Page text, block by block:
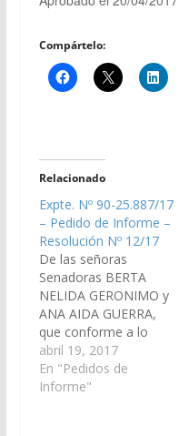
Compártelo:
Relacionado
Expte. Nº 90-25.887/17
– Pedido de Informe –
Resolución Nº 12/17
De las señoras
Senadoras BERTA
NELIDA GERONIMO y
ANA AIDA GUERRA,
que conforme a lo
dispuesto por el
artículo N° 116 de la
Constitución de la
abril 19, 2017
En "Pedidos de
Informe"